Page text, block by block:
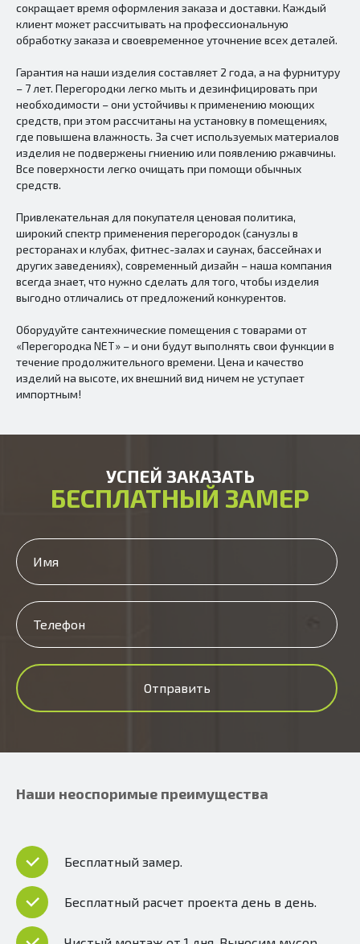
сокращает время оформления заказа и доставки. Каждый
клиент может рассчитывать на профессиональную
обработку заказа и своевременное уточнение всех деталей.
Гарантия на наши изделия составляет 2 года, а на фурнитуру
– 7 лет. Перегородки легко мыть и дезинфицировать при
необходимости – они устойчивы к применению моющих
средств, при этом рассчитаны на установку в помещениях,
где повышена влажность. За счет используемых материалов
изделия не подвержены гниению или появлению ржавчины.
Все поверхности легко очищать при помощи обычных
средств.
Привлекательная для покупателя ценовая политика,
широкий спектр применения перегородок (санузлы в
ресторанах и клубах, фитнес-залах и саунах, бассейнах и
других заведениях), современный дизайн – наша компания
всегда знает, что нужно сделать для того, чтобы изделия
выгодно отличались от предложений конкурентов.
Оборудуйте сантехнические помещения с товарами от
«Перегородка NET» – и они будут выполнять свои функции в
течение продолжительного времени. Цена и качество
изделий на высоте, их внешний вид ничем не уступает
импортным!
УСПЕЙ ЗАКАЗАТЬ
БЕСПЛАТНЫЙ ЗАМЕР
Отправить
Наши неоспоримые преимущества
Бесплатный замер.
Бесплатный расчет проекта день в день.